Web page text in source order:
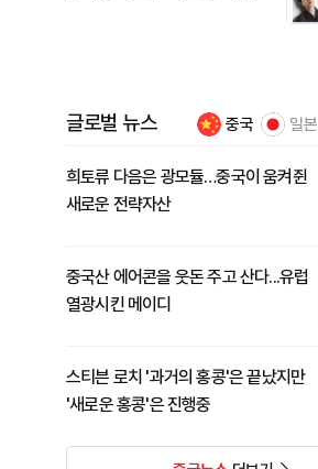
글로벌 뉴스 중국 일본
희토류 다음은 광모듈…중국이 움켜쥔
새로운 전략자산
중국산 에어콘을 웃돈 주고 산다...유럽
열광시킨 메이디
스티븐 로치 '과거의 홍콩'은 끝났지만
'새로운 홍콩'은 진행중